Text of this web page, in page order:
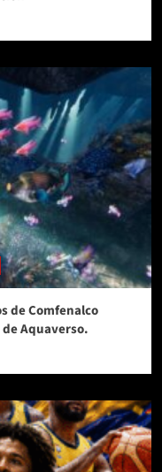
de Comfenalco
Aquaverso.